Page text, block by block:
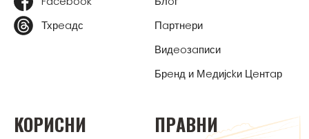
Тхрeaдс
Пaртнeри
Видeoзaписи
Брeнд и Мeдијсkи Цeнтaр
KOРИСНИ
ПРAВНИ